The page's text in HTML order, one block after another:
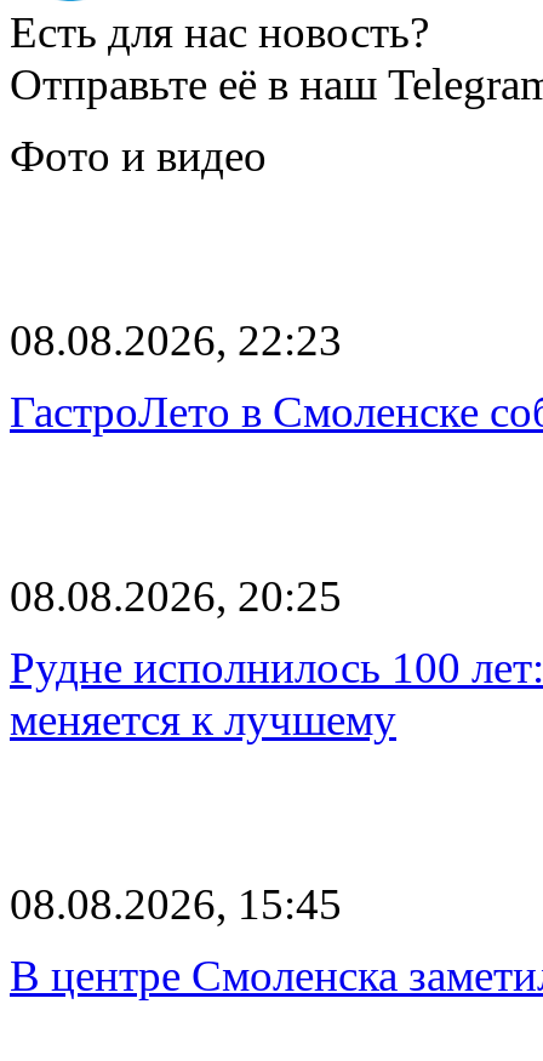
Есть для нас новость?
Отправьте её в наш
Фото и видео
08.08.2026, 22:23
ГастроЛето в Смоленске
08.08.2026, 20:25
Рудне исполнилось 100
меняется к лучшему
08.08.2026, 15:45
В центре Смоленска